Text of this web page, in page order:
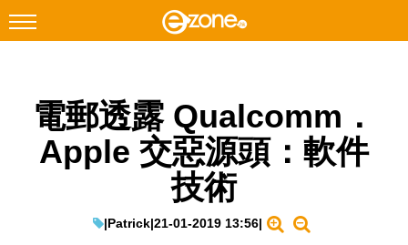
Facebook Instagram
科技焦點
電郵透露 Qualcomm．
Apple 交惡源頭：軟件
技術
|Patrick|21-01-2019 13:56|